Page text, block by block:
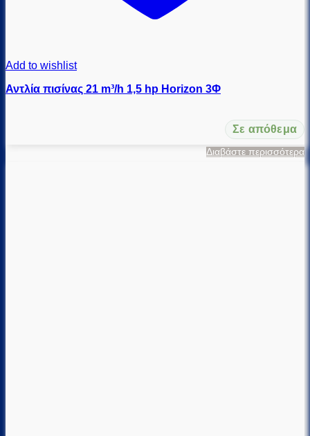
Add to wishlist
Αντλία πισίνας 21 m³/h 1,5 hp Horizon 3Φ
Σε απόθεμα
Διαβάστε περισσότερα